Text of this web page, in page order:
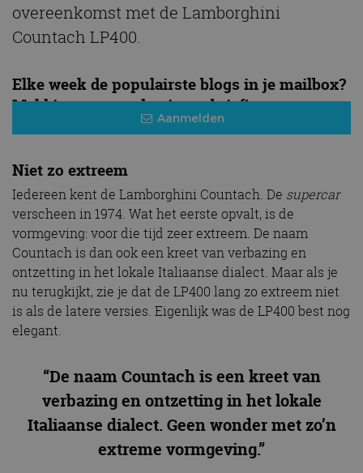
overeenkomst met de Lamborghini
Countach LP400.
Elke week de populairste blogs in je mailbox?
Meld je aan voor de nieuwsbrief!
Aanmelden
Niet zo extreem
Iedereen kent de Lamborghini Countach. De supercar
verscheen in 1974. Wat het eerste opvalt, is de
vormgeving: voor die tijd zeer extreem. De naam
Countach is dan ook een kreet van verbazing en
ontzetting in het lokale Italiaanse dialect. Maar als je
nu terugkijkt, zie je dat de LP400 lang zo extreem niet
is als de latere versies. Eigenlijk was de LP400 best nog
elegant.
“De naam Countach is een kreet van
verbazing en ontzetting in het lokale
Italiaanse dialect. Geen wonder met zo’n
extreme vormgeving.”